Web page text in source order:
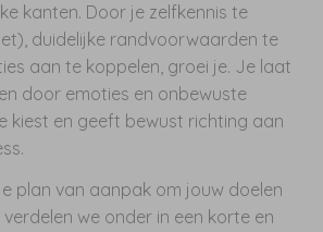
kanten. Door je zelfkennis te
duidelijke randvoorwaarden te
aan te koppelen, groei je. Je laat
door emoties en onbewuste
kiest en geeft bewust richting aan
plan van aanpak om jouw doelen
we onder in een korte en